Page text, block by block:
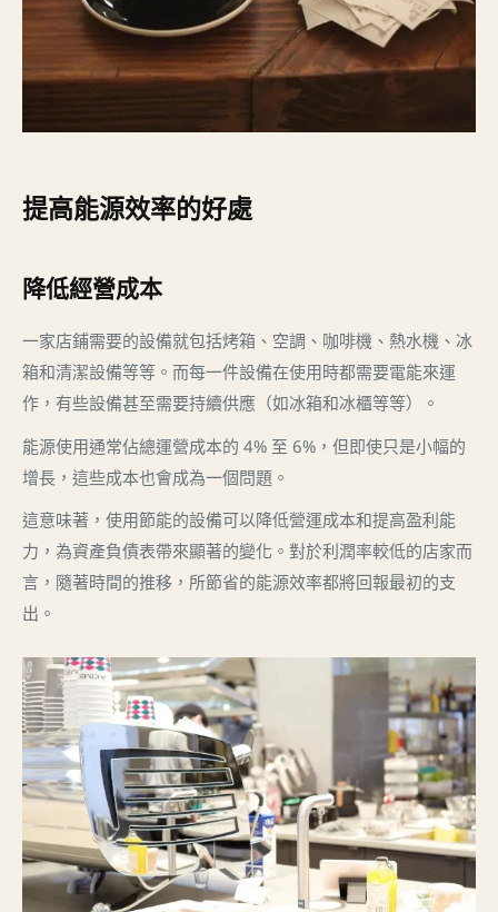
提高能源效率的好處
降低經營成本
一家店鋪需要的設備就包括烤箱、空調、咖啡機、熱水機、冰
箱和清潔設備等等。而每一件設備在使用時都需要電能來運
作，有些設備甚至需要持續供應（如冰箱和冰櫃等等）。
能源使用通常佔總運營成本的 4% 至 6%，但即使只是小幅的
增長，這些成本也會成為一個問題。
這意味著，使用節能的設備可以降低營運成本和提高盈利能
力，為資產負債表帶來顯著的變化。對於利潤率較低的店家而
言，隨著時間的推移，所節省的能源效率都將回報最初的支
出。